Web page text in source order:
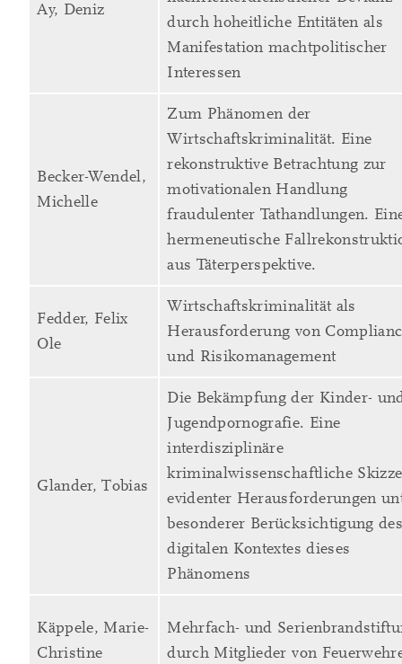
Ay, Deniz
durch hoheitliche Entitäten als
Manifestation machtpolitischer
Interessen
Becker-Wendel,
Michelle
Zum Phänomen der
Wirtschaftskriminalität. Eine
rekonstruktive Betrachtung zur
motivationalen Handlung
fraudulenter Tathandlungen.
hermeneutische
aus Täterperspektive.
Fedder, Felix
Ole
Wirtschaftskriminalität als
Herausforderung von
und Risikomanagement
Glander, Tobias
Die Bekämpfung der Kinder-
Jugendpornografie. Eine
interdisziplinäre
kriminalwissenschaftliche Skizze
evidenter Herausforderungen
besonderer Berücksichtigung
digitalen Kontextes dieses
Phänomens
Käppele, Marie-
Christine
Mehrfach- und
durch Mitglieder von